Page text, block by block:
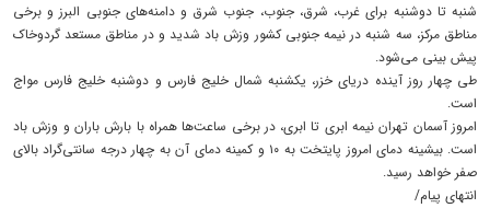
شنبه تا دوشنبه برای غرب، شرق، جنوب، جنوب شرق و دامنه‌های جنوبی البرز و برخی
مناطق مرکز، سه شنبه در نیمه جنوبی کشور وزش باد شدید و در مناطق مستعد گردوخاک
پیش بینی می‌شود.
طی چهار روز آینده دریای خزر، یکشنبه شمال خلیج فارس و دوشنبه خلیج فارس مواج
است.
امروز آسمان تهران نیمه ابری تا ابری، در برخی ساعت‌ها همراه با بارش باران و وزش باد
است. بیشینه دمای امروز پایتخت به ۱۰ و کمینه دمای آن به چهار درجه سانتی‌گراد بالای
صفر خواهد رسید.
انتهای پیام/